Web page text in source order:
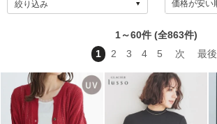
絞り込み
1～60件 (全863件)
1
2 3 4 5 次 最後